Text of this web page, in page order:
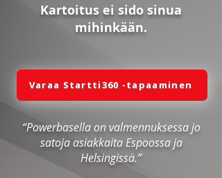
Kartoitus ei sido sinua
mihinkään.
Varaa Startti360 -tapaaminen
“Powerbasella on valmennuksessa jo
satoja asiakkaita Espoossa ja
Helsingissä.”